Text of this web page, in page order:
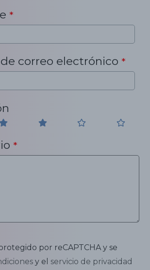
*
correo electrónico *
*
por reCAPTCHA y se
y el servicio de privacidad